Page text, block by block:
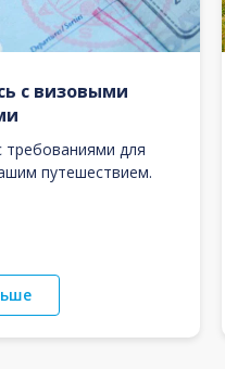
с визовыми
требованиями для
путешествием.